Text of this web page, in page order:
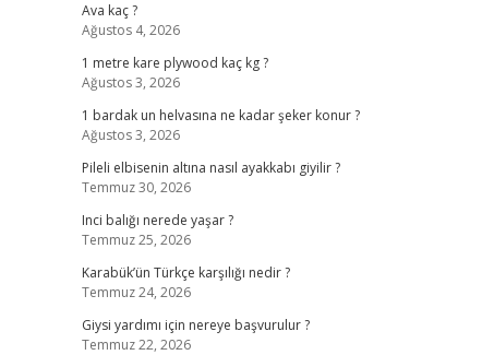
Ava kaç ?
Ağustos 4, 2026
1 metre kare plywood kaç kg ?
Ağustos 3, 2026
1 bardak un helvasına ne kadar şeker konur ?
Ağustos 3, 2026
Pileli elbisenin altına nasıl ayakkabı giyilir ?
Temmuz 30, 2026
Inci balığı nerede yaşar ?
Temmuz 25, 2026
Karabük’ün Türkçe karşılığı nedir ?
Temmuz 24, 2026
Giysi yardımı için nereye başvurulur ?
Temmuz 22, 2026